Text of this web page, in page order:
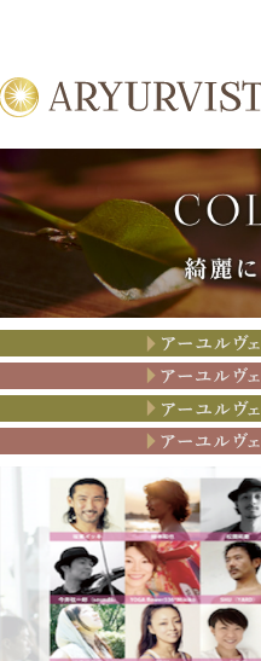
アーユルヴェーダの美容法
アーユルヴェーダのレシピ
アーユルヴェーダの思考
アーユルヴェーダの知恵